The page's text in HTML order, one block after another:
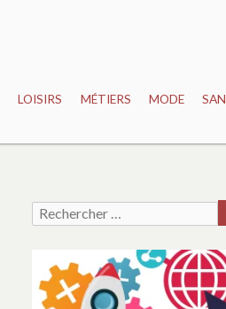
LOISIRS MÉTIERS MODE
Recherche